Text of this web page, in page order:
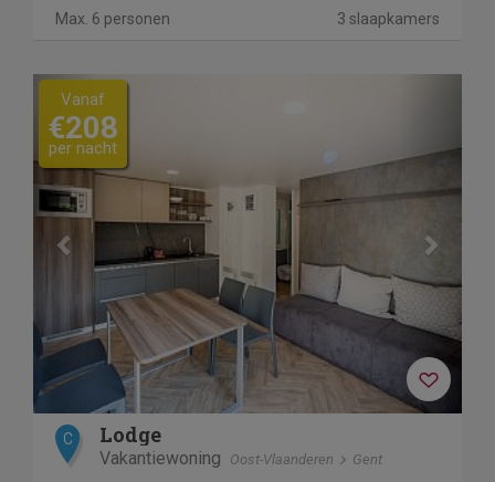
Max. 6 personen 3 slaapkamers
Previous
Vanaf
€208
per nacht
C Lodge
Vakantiewoning Oost-Vlaanderen Gent